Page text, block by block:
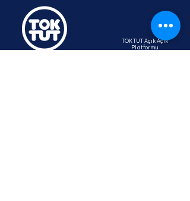
TOKTUT Açık Açık
Platformu